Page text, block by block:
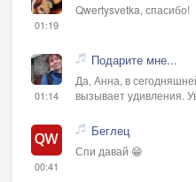
01:19
Qwertysvetka, спасибо!
01:14
Подарите мне...
Да, Анна, в
вызывает удивления.
00:41
Беглец
Спи давай 😁